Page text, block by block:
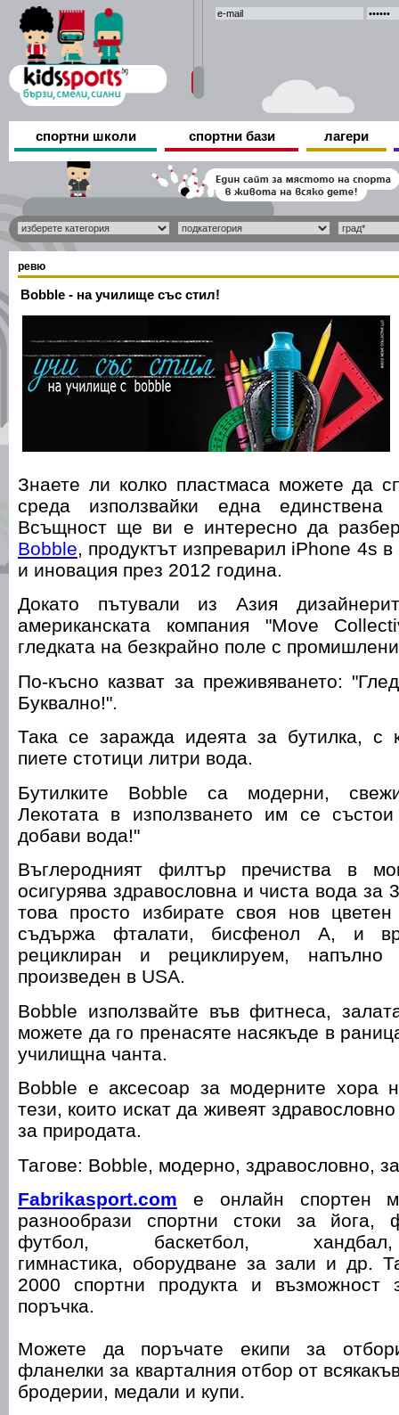
спортни школи спортни бази лагери
ревю
Bobble - на училище със стил!
Знаете ли колко пластмаса можете да
среда използвайки една
Всъщност ще ви е интересно да
Bobble , продуктът изпреварил iPhone 4s
и иновация през 2012 година.
Докато пътували из Азия
американската компания "Move
гледката на безкрайно поле с
По-късно казват за преживяването:
Буквално!".
Така се заражда идеята за бутилка, с
пиете стотици литри вода.
Бутилките Bobble са модерни,
Лекотата в използването им се
добави вода!"
Въглеродният филтър пречиства в
осигурява здравословна и чиста вода за
това просто избирате своя нов
съдържа фталати, бисфенол А, и
рециклиран и рециклируем,
произведен в USA.
Bobble използвайте във фитнеса,
можете да го пренасяте насякъде в
училищна чанта.
Bobble е аксесоар за модерните хора
тези, които искат да живеят
за природата.
Тагове: Bobble, модерно, здравословно,
Fabrikasport.com е онлайн спортен
разнообрази спортни стоки за йога,
футбол, баскетбол,
гимнастика, оборудване за зали и др.
2000 спортни продукта и възможност
поръчка.
Можете да поръчате екипи за
фланелки за кварталния отбор от
бродерии, медали и купи.